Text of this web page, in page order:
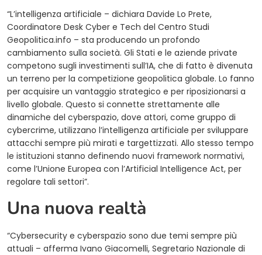
“L’intelligenza artificiale – dichiara Davide Lo Prete,
Coordinatore Desk Cyber e Tech del Centro Studi
Geopolitica.info – sta producendo un profondo
cambiamento sulla società. Gli Stati e le aziende private
competono sugli investimenti sull’IA, che di fatto è divenuta
un terreno per la competizione geopolitica globale. Lo fanno
per acquisire un vantaggio strategico e per riposizionarsi a
livello globale. Questo si connette strettamente alle
dinamiche del cyberspazio, dove attori, come gruppo di
cybercrime, utilizzano l’intelligenza artificiale per sviluppare
attacchi sempre più mirati e targettizzati. Allo stesso tempo
le istituzioni stanno definendo nuovi framework normativi,
come l’Unione Europea con l’Artificial Intelligence Act, per
regolare tali settori”.
Una nuova realtà
“Cybersecurity e cyberspazio sono due temi sempre più
attuali – afferma Ivano Giacomelli, Segretario Nazionale di